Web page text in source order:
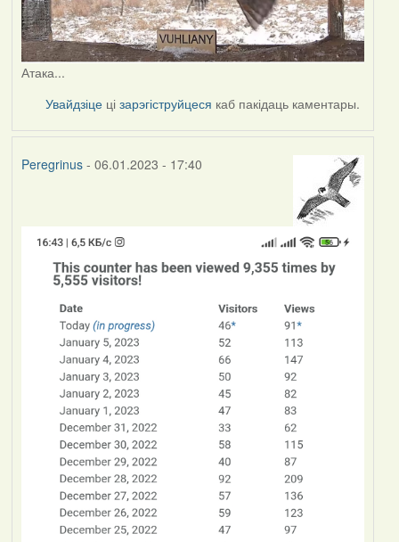
Атака...
Увайдзіце цізарэгіструйцеся каб пакідаць каментары.
Peregrinus- 06.01.2023 - 17:40